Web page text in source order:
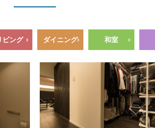
ビング ダイニング 和室